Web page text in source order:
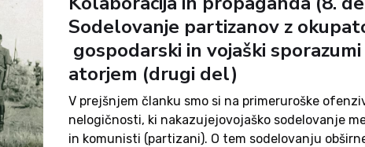
Sodelovanje partizanov z
gospodarski in vojaški
atorjem (drugi del)
V prejšnjem članku smo si na primeruroške
nelogičnosti, ki nakazujejovojaško sodelovanje
in komunisti (partizani). O tem sodelovanju